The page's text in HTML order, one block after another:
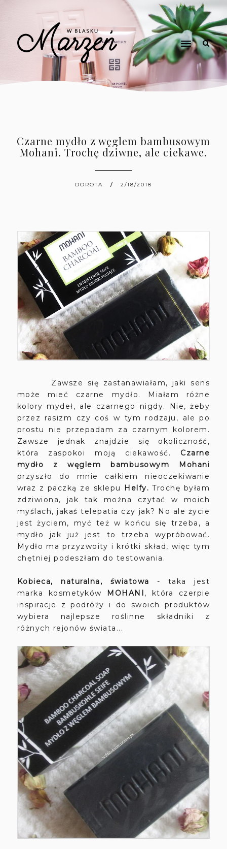
Czarne mydło z węglem bambusowym
Mohani. Trochę dziwne, ale ciekawe.
DOROTA 2/18/2018
Zawsze się zastanawiałam, jaki sens
może mieć czarne mydło. Miałam różne
kolory mydeł, ale czarnego nigdy. Nie, żeby
przez rasizm czy coś w tym rodzaju, ale po
prostu nie przepadam za czarnym kolorem.
Zawsze jednak znajdzie się okoliczność,
która zaspokoi moją ciekawość. Czarne
mydło z węglem bambusowym Mohani
przyszło do mnie całkiem nieoczekiwanie
wraz z paczką ze sklepu
Helfy. Trochę byłam
zdziwiona, jak tak można czytać w moich
myślach, jakaś telepatia czy jak? No ale życie
jest życiem, myć też w końcu się trzeba, a
mydło jak już jest to trzeba wypróbować.
Mydło ma przyzwoity i krótki skład, więc tym
chętniej podeszłam do testowania.
Kobieca, naturalna, światowa - taka jest
marka kosmetyków
MOHANI, która czerpie
inspiracje z podróży i do swoich produktów
wybiera najlepsze roślinne składniki z
różnych rejonów świata...